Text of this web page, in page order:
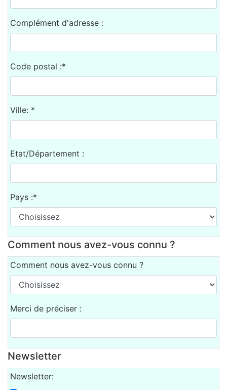
Complément d'adresse :
Code postal :*
Ville: *
Etat/Département :
Pays :*
Comment nous avez-vous connu ?
Comment nous avez-vous connu ?
Merci de préciser :
Newsletter
Newsletter: